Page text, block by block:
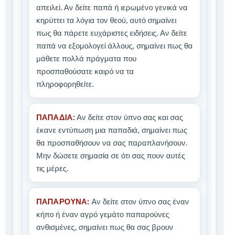
απειλεί. Αν δείτε παπά ή ιερωμένο γενικά να
κηρύττει τα λόγια τον θεού, αυτό σημαίνει
πως θα πάρετε ευχάριστες ειδήσεις. Αν δείτε
παπά να εξομολογεί άλλους, σημαίνει πως θα
μάθετε πολλά πράγματα που
προσπαθούσατε καιρό να τα
πληροφορηθείτε.
ΠΑΠΑΔΙΑ: Αν δείτε στον ύπνο σας και σας
έκανε εντύπωση μια παπαδιά, σημαίνει πως
θα προσπαθήσουν να σας παραπλανήσουν.
Μην δώσετε σημασία σε ότι σας πουν αυτές
τις μέρες.
ΠΑΠΑΡΟΥΝΑ: Αν δείτε στον ύπνο σας έναν
κήπο ή έναν αγρό γεμάτο παπαρούνες
ανθισμένες, σημαίνει πως θα σας βρουν